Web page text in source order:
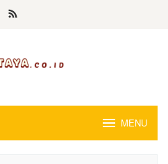
MENU